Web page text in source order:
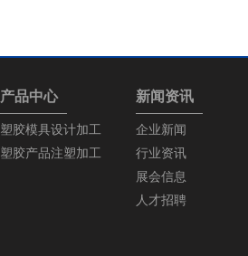
产品中心
塑胶模具设计加工
塑胶产品注塑加工
新闻资讯
企业新闻
行业资讯
展会信息
人才招聘